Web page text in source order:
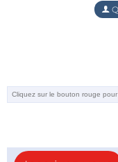
promotion
RETOMBÉES
internationale au